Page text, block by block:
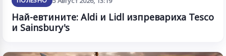
Най-евтините: Aldi и Lidl изпревариха Tesco
и Sainsbury's